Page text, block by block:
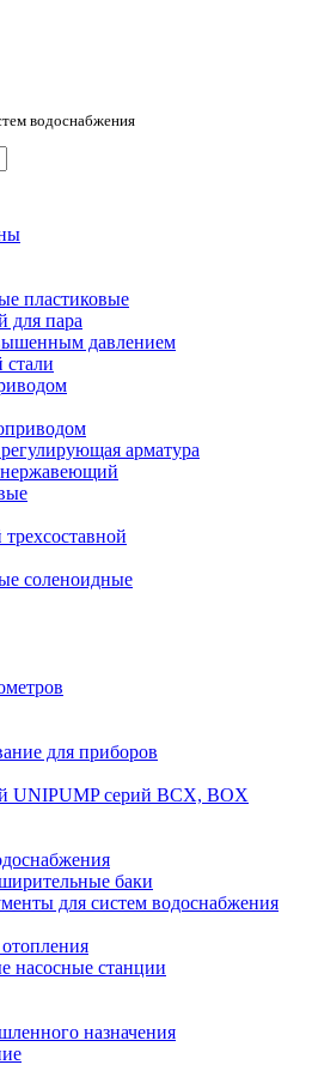
водоснабжения
пластиковые
для пара
давлением
арматура
соленоидные
для приборов
UNIPUMP серий BCX, BOX
баки
для систем водоснабжения
насосные станции
назначения